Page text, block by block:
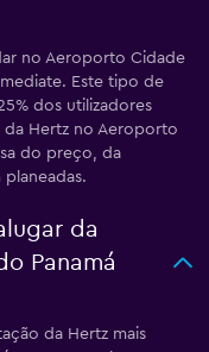
no Aeroporto Cidade
Este tipo de
dos utilizadores
Hertz no Aeroporto
do preço, da
da
Panamá
da Hertz mais